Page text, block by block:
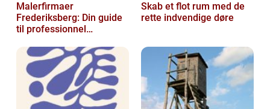
Malerfirmaer
Frederiksberg: Din guide
til professionnel
Skab et flot rum med de
rette indvendige døre